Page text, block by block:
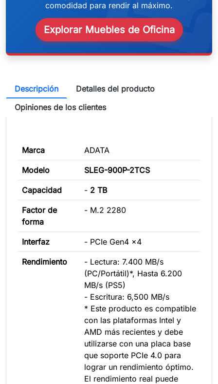
comodidad para rendir al máximo.
Explorar Muebles de Oficina
Descripción
Detalles del producto
Opiniones de los clientes
Marca ADATA
Modelo SLEG-900P-2TCS
Capacidad - 2 TB
Factor de
forma
- M.2 2280
Interfaz - PCIe Gen4 x4
Rendimiento
- Lectura: 7.400 MB/s
(PC/Portátil)*, Hasta 6.200
MB/s (PS5)
- Escritura: 6,500 MB/s
* Este producto es compatible
con las plataformas Intel y
AMD más recientes y debe
utilizarse con una placa base
que soporte PCIe 4.0 para
lograr un rendimiento óptimo.
El rendimiento real puede